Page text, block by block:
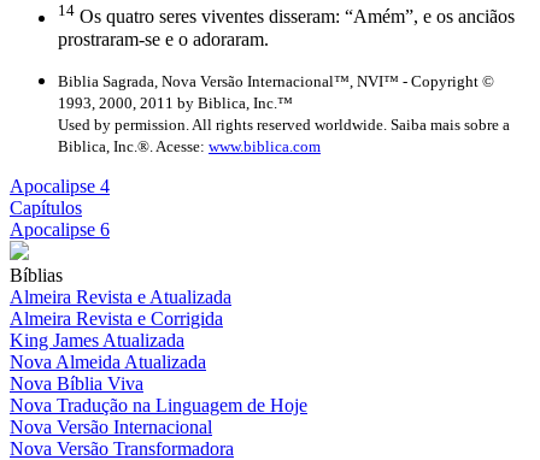
14 Os quatro seres viventes disseram: “Amém”, e os anciãos
prostraram-se e o adoraram.
Biblia Sagrada, Nova Versão Internacional™, NVI™ - Copyright ©
1993, 2000, 2011 by Biblica, Inc.™
Used by permission. All rights reserved worldwide. Saiba mais sobre a
Biblica, Inc.®. Acesse: www.biblica.com
Apocalipse 4
Capítulos
Apocalipse 6
Bíblias
Almeira Revista e Atualizada
Almeira Revista e Corrigida
King James Atualizada
Nova Almeida Atualizada
Nova Bíblia Viva
Nova Tradução na Linguagem de Hoje
Nova Versão Internacional
Nova Versão Transformadora